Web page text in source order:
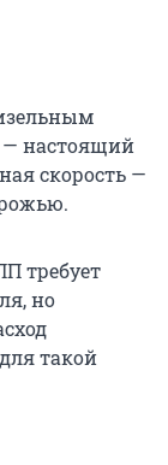
— настоящий
скорость —
требует
но
такой